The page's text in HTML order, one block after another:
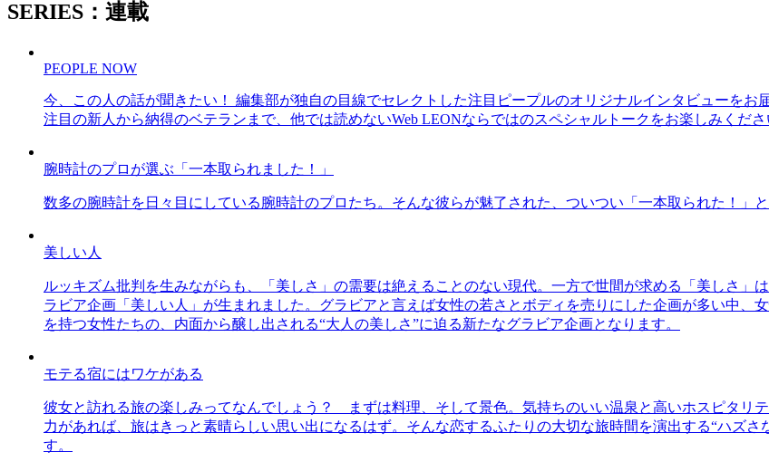
SERIES：連載
PEOPLE NOW
今、この人の話が聞きたい！ 編集部が独自の目線でセレクトした注目ピープルのオリジナルインタビューをお
注目の新人から納得のベテランまで、他では読めないWeb LEONならではのスペシャルトークをお楽しみくださ
腕時計のプロが選ぶ「一本取られました！」
数多の腕時計を日々目にしている腕時計のプロたち。そんな彼らが魅了された、ついつい「一本取られた！」
美しい人
ルッキズム批判を生みながらも、「美しさ」の需要は絶えることのない現代。一方で世間が求める「美しさ」
ラビア企画「美しい人」が生まれました。グラビアと言えば女性の若さとボディを売りにした企画が多い中、
を持つ女性たちの、内面から醸し出される“大人の美しさ”に迫る新たなグラビア企画となります。
モテる宿にはワケがある
彼女と訪れる旅の楽しみってなんでしょう？ まずは料理、そして景色。気持ちのいい温泉と高いホスピタリ
力があれば、旅はきっと素晴らしい思い出になるはず。そんな恋するふたりの大切な旅時間を演出する“ハズ
す。